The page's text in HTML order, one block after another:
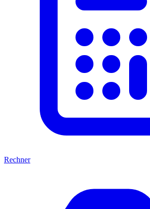
Rechner